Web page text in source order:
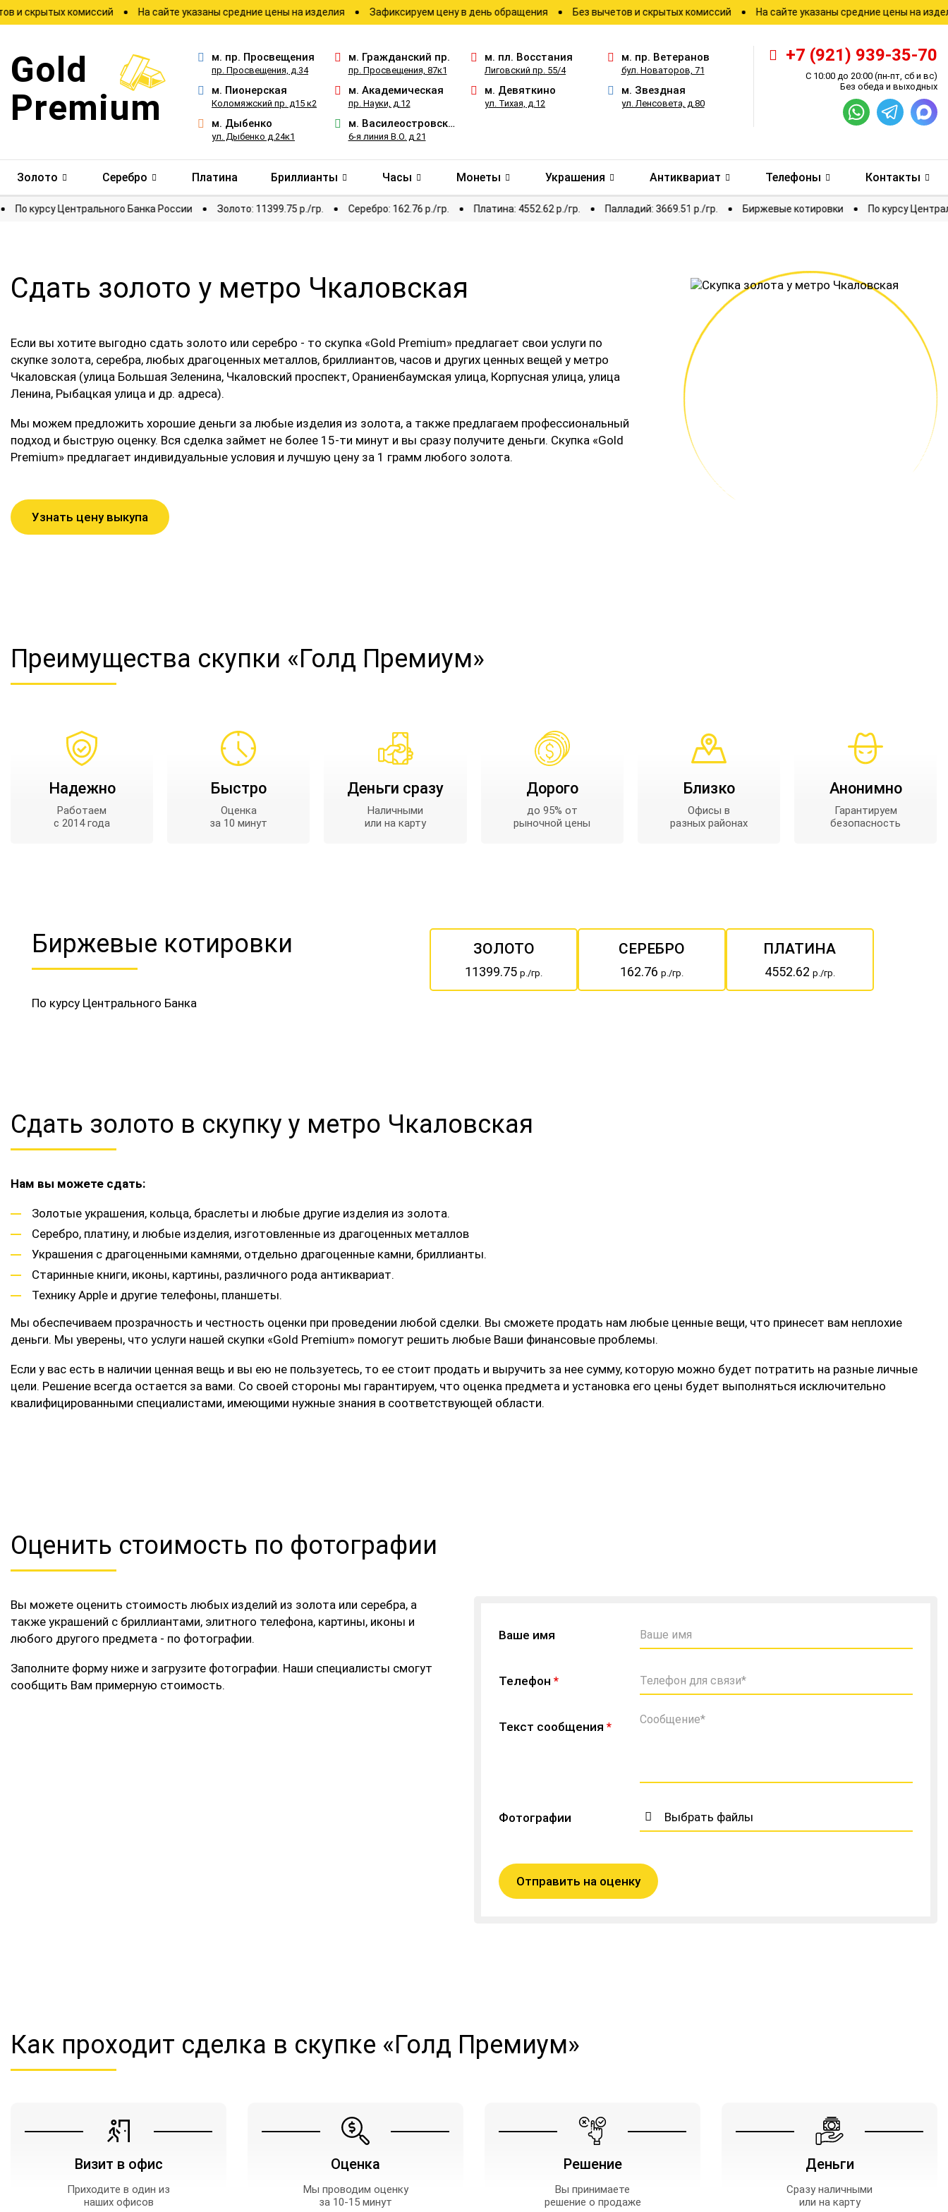
комиссий На сайте указаны средние цены на изделия Зафиксируем цену в день обращения Без вычетов и скрытых комиссий На сайте указаны средние цены на изделия
Gold
Premium
м. пр. Просвещения
пр. Просвещения, д.34
м. Гражданский пр.
пр. Просвещения, 87к1
м. пл. Восстания
Лиговский пр. 55/4
м. пр. Ветеранов
бул. Новаторов, 71
м. Пионерская
Коломяжский пр. д15 к2
м. Академическая
пр. Науки, д.12
м. Девяткино
ул. Тихая, д.12
м. Звездная
ул. Ленсовета, д.80
м. Дыбенко
ул. Дыбенко д.24к1
м. Василеостровская
6-я линия В.О. д 21
+7 (921) 939-35-70
С 10:00 до 20:00 (пн-пт, сб и вс)
Без обеда и выходных
Золото Серебро Платина Бриллианты Часы Монеты Украшения Антиквариат Телефоны Контакты
По курсу Центрального Банка России Золото: 11399.75 р./гр. Серебро: 162.76 р./гр. Платина: 4552.62 р./гр. Палладий: 3669.51 р./гр. Биржевые котировки По
Сдать золото у метро Чкаловская
Если вы хотите выгодно сдать золото или серебро - то скупка «Gold Premium» предлагает свои услуги по
скупке золота, серебра, любых драгоценных металлов, бриллиантов, часов и других ценных вещей у метро
Чкаловская (улица Большая Зеленина, Чкаловский проспект, Ораниенбаумская улица, Корпусная улица, улица
Ленина, Рыбацкая улица и др. адреса).
Мы можем предложить хорошие деньги за любые изделия из золота, а также предлагаем профессиональный
подход и быструю оценку. Вся сделка займет не более 15-ти минут и вы сразу получите деньги. Скупка «Gold
Premium» предлагает индивидуальные условия и лучшую цену за 1 грамм любого золота.
Узнать цену выкупа
Преимущества скупки «Голд Премиум»
Надежно
Работаем
с 2014 года
Быстро
Оценка
за 10 минут
Деньги сразу
Наличными
или на карту
Дорого
до 95% от
рыночной цены
Близко
Офисы в
разных районах
Анонимно
Гарантируем
безопасность
Биржевые котировки
По курсу Центрального Банка
ЗОЛОТО
11399.75р./гр.
СЕРЕБРО
162.76р./гр.
ПЛАТИНА
4552.62 р./гр.
Сдать золото в скупку у метро Чкаловская
Нам вы можете сдать:
Золотые украшения, кольца, браслеты и любые другие изделия из золота.
Серебро, платину, и любые изделия, изготовленные из драгоценных металлов
Украшения с драгоценными камнями, отдельно драгоценные камни, бриллианты.
Старинные книги, иконы, картины, различного рода антиквариат.
Технику Apple и другие телефоны, планшеты.
Мы обеспечиваем прозрачность и честность оценки при проведении любой сделки. Вы сможете продать нам любые ценные вещи, что принесет вам неплохие
деньги. Мы уверены, что услуги нашей скупки «Gold Premium» помогут решить любые Ваши финансовые проблемы.
Если у вас есть в наличии ценная вещь и вы ею не пользуетесь, то ее стоит продать и выручить за нее сумму, которую можно будет потратить на разные личные
цели. Решение всегда остается за вами. Со своей стороны мы гарантируем, что оценка предмета и установка его цены будет выполняться исключительно
квалифицированными специалистами, имеющими нужные знания в соответствующей области.
Оценить стоимость по фотографии
Вы можете оценить стоимость любых изделий из золота или серебра, а
также украшений с бриллиантами, элитного телефона, картины, иконы и
любого другого предмета - по фотографии.
Заполните форму ниже и загрузите фотографии. Наши специалисты смогут
сообщить Вам примерную стоимость.
Ваше имя
Телефон *
Текст сообщения *
Фотографии Выбрать файлы
Отправить на оценку
Как проходит сделка в скупке «Голд Премиум»
Визит в офис
Приходите в один из
наших офисов
Оценка
Мы проводим оценку
за 10-15 минут
Решение
Вы принимаете
решение о продаже
Деньги
Сразу наличными
или на карту